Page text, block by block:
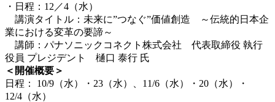
・日程：12／4（水）
講演タイトル：未来に”つなぐ”価値創造 ～伝統的日本企
業における変革の要諦～
講師：パナソニックコネクト株式会社 代表取締役 執行
役員 プレジデント 樋口 泰行 氏
＜開催概要＞
日程： 10/9（水）・23（水）、11/6（水）・20（水）・
12/4（水）